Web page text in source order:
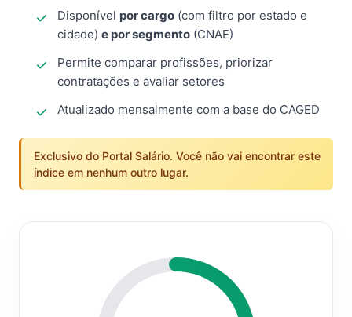
Disponível por cargo (com filtro por estado e
cidade) e por segmento (CNAE)
Permite comparar profissões, priorizar
contratações e avaliar setores
Atualizado mensalmente com a base do CAGED
Exclusivo do Portal Salário. Você não vai encontrar este
índice em nenhum outro lugar.